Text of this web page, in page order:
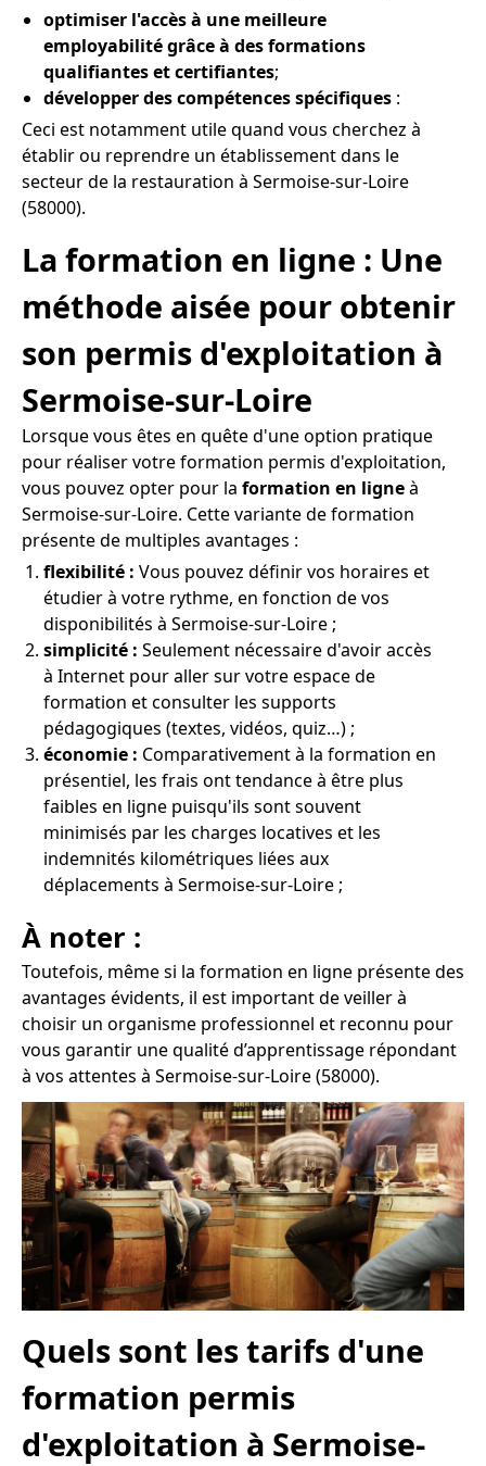
optimiser l'accès à une meilleure
employabilité grâce à des formations
qualifiantes et certifiantes;
développer des compétences spécifiques :
Ceci est notamment utile quand vous cherchez à
établir ou reprendre un établissement dans le
secteur de la restauration à Sermoise-sur-Loire
(58000).
La formation en ligne : Une
méthode aisée pour obtenir
son permis d'exploitation à
Sermoise-sur-Loire
Lorsque vous êtes en quête d'une option pratique
pour réaliser votre formation permis d'exploitation,
vous pouvez opter pour la formation en ligneà
Sermoise-sur-Loire. Cette variante de formation
présente de multiples avantages :
flexibilité : Vous pouvez définir vos horaires et
étudier à votre rythme, en fonction de vos
disponibilités à Sermoise-sur-Loire ;
simplicité : Seulement nécessaire d'avoir accès
à Internet pour aller sur votre espace de
formation et consulter les supports
pédagogiques (textes, vidéos, quiz…) ;
économie : Comparativement à la formation en
présentiel, les frais ont tendance à être plus
faibles en ligne puisqu'ils sont souvent
minimisés par les charges locatives et les
indemnités kilométriques liées aux
déplacements à Sermoise-sur-Loire ;
À noter :
Toutefois, même si la formation en ligne présente des
avantages évidents, il est important de veiller à
choisir un organisme professionnel et reconnu pour
vous garantir une qualité d’apprentissage répondant
à vos attentes à Sermoise-sur-Loire (58000).
Quels sont les tarifs d'une
formation permis
d'exploitation à Sermoise-